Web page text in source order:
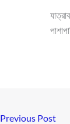
Previous Post